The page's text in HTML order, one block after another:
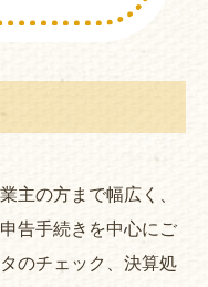
主の方まで幅広く、
告手続きを中心にご
のチェック、決算処